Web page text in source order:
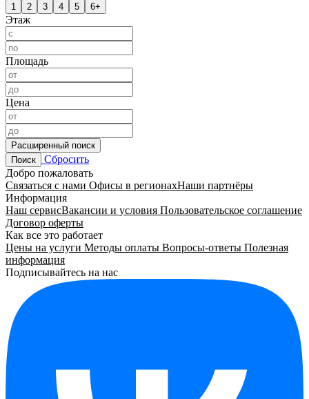
1 2 3 4 5 6+
Этаж
Площадь
Цена
Расширенный поиск
Поиск
Сбросить
Добро пожаловать
Связаться с нами Офисы в регионахНаши партнёры
Информация
Наш сервисВакансии и условия Пользовательское соглашение
Договор оферты
Как все это работает
Цены на услуги Методы оплаты Вопросы-ответы Полезная
информация
Подписывайтесь на нас